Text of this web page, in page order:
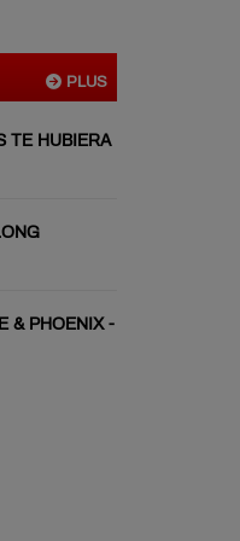
PLUS
TE HUBIERA
& PHOENIX -